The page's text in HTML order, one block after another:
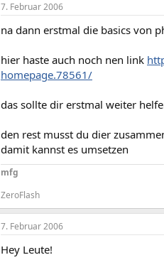
7. Februar 2006
na dann erstmal die basics von
hier haste auch noch nen link
homepage.78561/
das sollte dir erstmal weiter
den rest musst du dier
damit kannst es umsetzen
mfg
ZeroFlash
7. Februar 2006
Hey Leute!